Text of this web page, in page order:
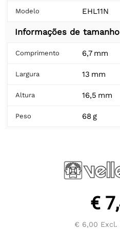
Modelo EHL11N
Informações de tamanho
Comprimento 6,7 mm
Largura 13 mm
Altura 16,5 mm
Peso 68 g
€
€ 6,00 Excl.